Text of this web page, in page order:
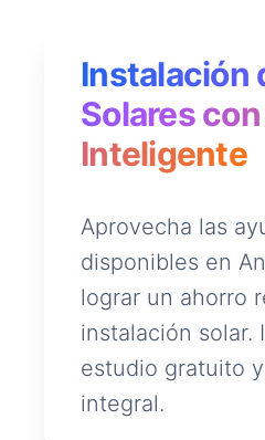
Instalación
Solares
Inteligente
Aprovecha las
disponibles en
lograr un ahorro
instalación solar.
estudio gratuito
integral.